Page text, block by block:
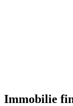
Immobilie